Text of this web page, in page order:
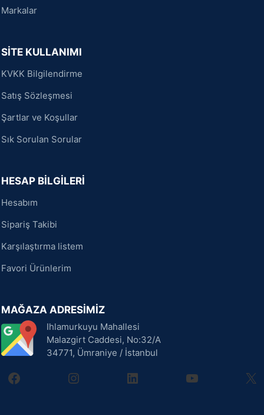
Markalar
SİTE KULLANIMI
KVKK Bilgilendirme
Satış Sözleşmesi
Şartlar ve Koşullar
Sık Sorulan Sorular
HESAP BİLGİLERİ
Hesabım
Sipariş Takibi
Karşılaştırma listem
Favori Ürünlerim
MAĞAZA ADRESİMİZ
Ihlamurkuyu Mahallesi
Malazgirt Caddesi, No:32/A
34771, Ümraniye / İstanbul
facebookinstagramlinkedin youtube X